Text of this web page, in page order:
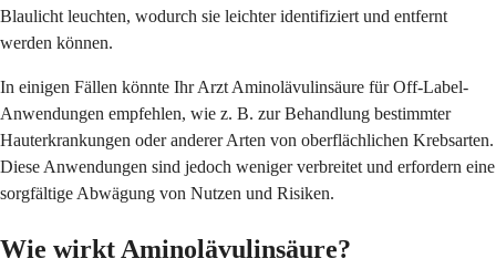
Blaulicht leuchten, wodurch sie leichter identifiziert und entfernt
werden können.
In einigen Fällen könnte Ihr Arzt Aminolävulinsäure für Off-Label-
Anwendungen empfehlen, wie z. B. zur Behandlung bestimmter
Hauterkrankungen oder anderer Arten von oberflächlichen Krebsarten.
Diese Anwendungen sind jedoch weniger verbreitet und erfordern eine
sorgfältige Abwägung von Nutzen und Risiken.
Wie wirkt Aminolävulinsäure?